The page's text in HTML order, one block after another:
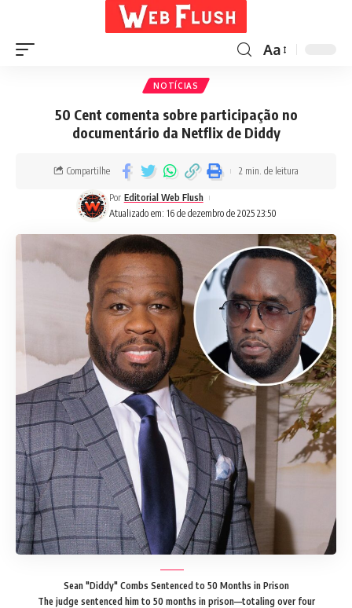
Aa
NOTÍCIAS
50 Cent comenta sobre participação no
documentário da Netflix de Diddy
Atualizado em: 16 de dezembro de 2025 23:50
Por Editorial Web Flush
Compartilhe 2 min. de leitura
Sean "Diddy" Combs Sentenced to 50 Months in Prison
The judge sentenced him to 50 months in prison—totaling over four